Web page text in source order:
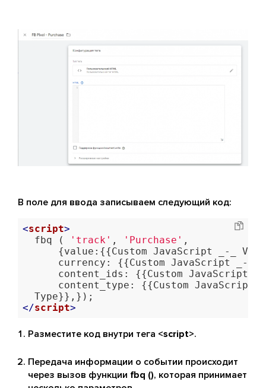
В поле для ввода записываем следующий код:
<script>
  fbq (
'track' , 'Purchase' ,
{value:{{Custom JavaScript _-_
currency: {{Custom JavaScript
content_ids: {{Custom
content_type: {{Custom
</script>
Разместите код внутри тега <script>.
Передача информации о событии происходит
через вызов функции fbq (), которая принимает